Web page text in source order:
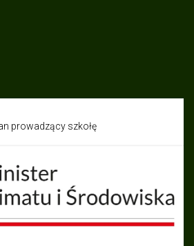
prowadzący szkołę